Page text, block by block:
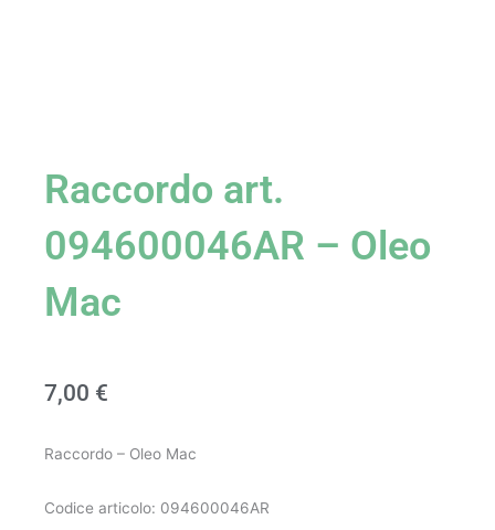
Raccordo art.
094600046AR – Oleo
Mac
7,00 €
Raccordo – Oleo Mac
Codice articolo: 094600046AR